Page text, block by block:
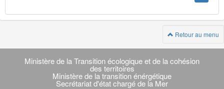
Retour au menu
Navigation
transverse
Ministère de la Transition écologique et de la cohésion
des territoires
Ministère de la transition énérgétique
Secrétariat d'état chargé de la Mer